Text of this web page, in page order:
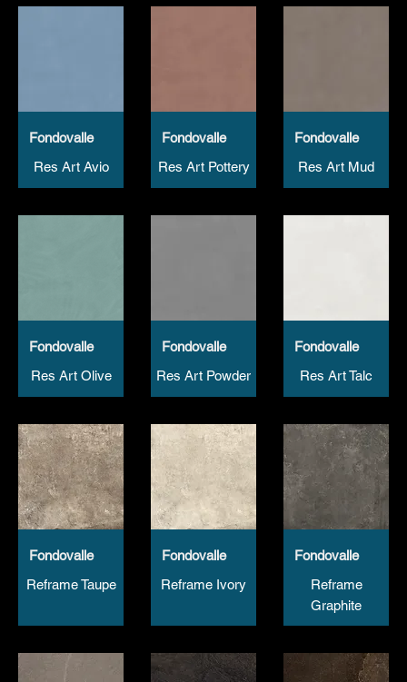
Fondovalle
Res Art Avio
Fondovalle
Res Art Pottery
Fondovalle
Res Art Mud
Fondovalle
Res Art Olive
Fondovalle
Res Art Powder
Fondovalle
Res Art Talc
Fondovalle
Reframe Taupe
Fondovalle
Reframe Ivory
Fondovalle
Reframe
Graphite